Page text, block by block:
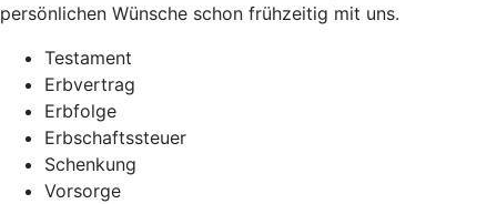
persönlichen Wünsche schon frühzeitig mit uns.
Testament
Erbvertrag
Erbfolge
Erbschaftssteuer
Schenkung
Vorsorge